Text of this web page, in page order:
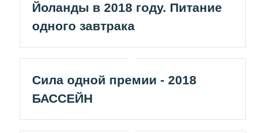
Йоланды в 2018 году. Питание
одного завтрака
Сила одной премии - 2018
БАССЕЙН